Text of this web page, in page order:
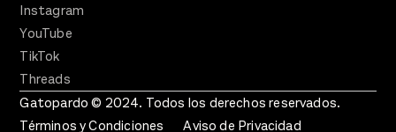
Instagram
YouTube
TikTok
Threads
Gatopardo © 2024. Todos los derechos reservados.
Términos y Condiciones
Aviso de Privacidad